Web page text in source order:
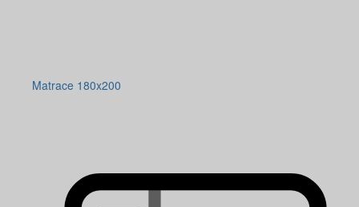
Matrace 180x200